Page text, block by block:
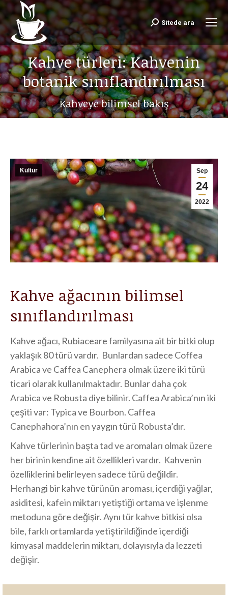
Search:
Sitede ara
Kahve türleri: Kahvenin
botanik sınıflandırılması
Kahveye bilimsel bakış
Sep
24
2022
Kültür
Kahve ağacının bilimsel
sınıflandırılması
Kahve ağacı, Rubiaceare familyasına ait bir bitki olup
yaklaşık 80 türü vardır. Bunlardan sadece Coffea
Arabica ve Caffea Canephera olmak üzere iki türü
ticari olarak kullanılmaktadır. Bunlar daha çok
Arabica ve Robusta diye bilinir. Caffea Arabica’nın iki
çeşiti var: Typica ve Bourbon. Caffea
Canephahora’nın en yaygın türü Robusta’dır.
Kahve türlerinin başta tad ve aromaları olmak üzere
her birinin kendine ait özellikleri vardır. Kahvenin
özelliklerini belirleyen sadece türü değildir.
Herhangi bir kahve türünün aroması, içerdiği yağlar,
asiditesi, kafein miktarı yetiştiği ortama ve işlenme
metoduna göre değişir. Aynı tür kahve bitkisi olsa
bile, farklı ortamlarda yetiştirildiğinde içerdiği
kimyasal maddelerin miktarı, dolayısıyla da lezzeti
değişir.